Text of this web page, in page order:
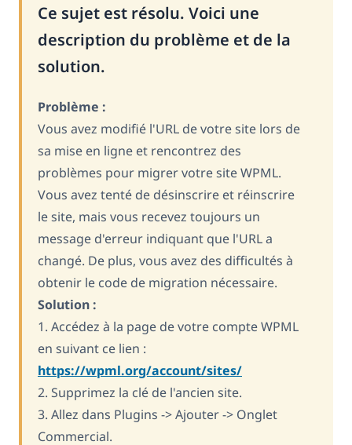
Ce sujet est résolu. Voici une
description du problème et de la
solution.
Problème :
Vous avez modifié l'URL de votre site lors de
sa mise en ligne et rencontrez des
problèmes pour migrer votre site WPML.
Vous avez tenté de désinscrire et réinscrire
le site, mais vous recevez toujours un
message d'erreur indiquant que l'URL a
changé. De plus, vous avez des difficultés à
obtenir le code de migration nécessaire.
Solution :
1. Accédez à la page de votre compte WPML
en suivant ce lien :
https://wpml.org/account/sites/
2. Supprimez la clé de l'ancien site.
3. Allez dans Plugins -> Ajouter -> Onglet
Commercial.